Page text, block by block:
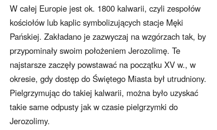
W całej Europie jest ok. 1800 kalwarii, czyli zespołów
kościołów lub kaplic symbolizujących stacje Męki
Pańskiej. Zakładano je zazwyczaj na wzgórzach tak, by
przypominały swoim położeniem Jerozolimę. Te
najstarsze zaczęły powstawać na początku XV w., w
okresie, gdy dostęp do Świętego Miasta był utrudniony.
Pielgrzymując do takiej kalwarii, można było uzyskać
takie same odpusty jak w czasie pielgrzymki do
Jerozolimy.